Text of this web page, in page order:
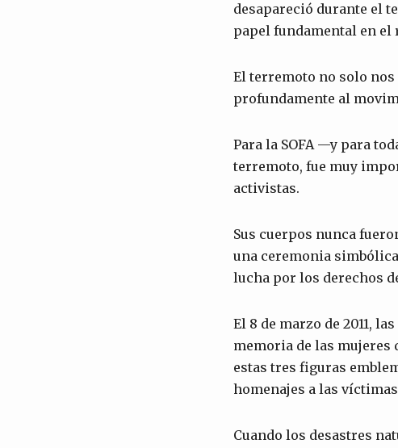
desapareció durante el
papel fundamental en
El terremoto no solo nos
profundamente al
Para la SOFA —y para
terremoto, fue muy
activistas.
Sus cuerpos nunca
una ceremonia
lucha por los derechos
El 8 de marzo de 2011,
memoria de las mujeres
estas tres figuras
homenajes a las
Cuando los desastres